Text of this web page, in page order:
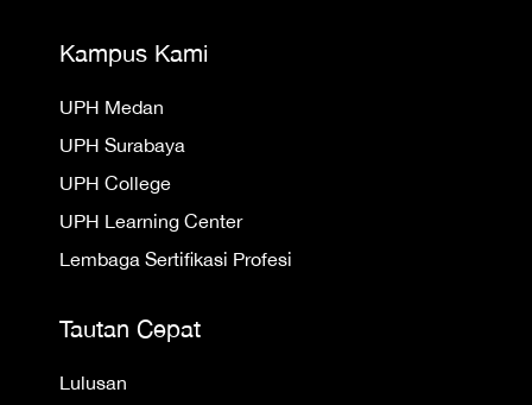
Kampus Kami
UPH Medan
UPH Surabaya
UPH College
UPH Learning Center
Lembaga Sertifikasi Profesi
Tautan Cepat
Lulusan